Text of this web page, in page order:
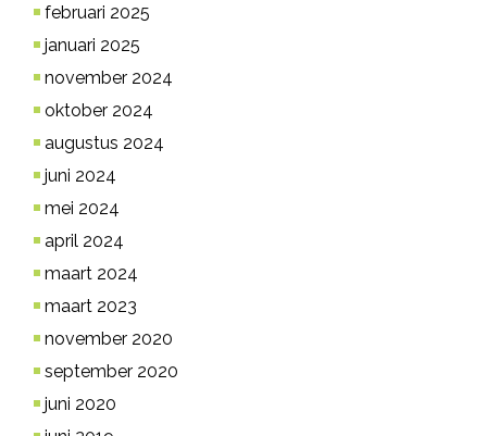
februari 2025
januari 2025
november 2024
oktober 2024
augustus 2024
juni 2024
mei 2024
april 2024
maart 2024
maart 2023
november 2020
september 2020
juni 2020